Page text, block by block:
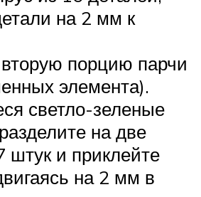
на 2 мм к
порцию парчи
элемента).
светло-зеленые
на две
штук и приклейте
на 2 мм в